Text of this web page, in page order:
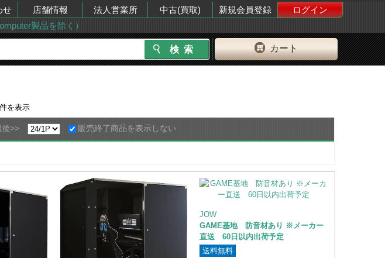
せ 店舗情報 法人営業所 中古(買取) 新規会員登録
ログイン
製品を除く）
カート
件を表示
後>> 販売終了商品を表示しない
JOW
GAME基地 防音材あり ※メーカー
直送 60日以内出荷予定
送料無料